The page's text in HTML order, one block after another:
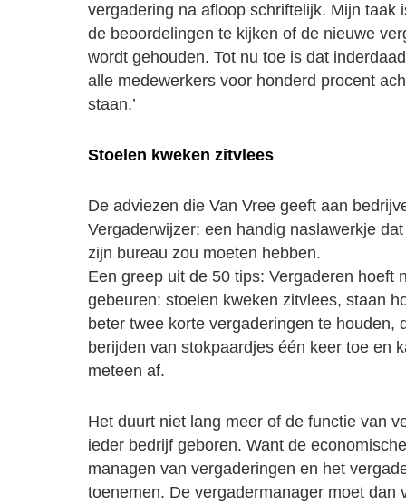
vergadering na afloop schriftelijk. Mijn taak
de beoordelingen te kijken of de nieuwe
wordt gehouden. Tot nu toe is dat
alle medewerkers voor honderd procent
staan.’
Stoelen kweken zitvlees
De adviezen die Van Vree geeft aan
Vergaderwijzer: een handig naslawerkje
zijn bureau zou moeten hebben.
Een greep uit de 50 tips: Vergaderen hoeft
gebeuren: stoelen kweken zitvlees, staan
beter twee korte vergaderingen te houden,
berijden van stokpaardjes één keer toe en
meteen af.
Het duurt niet lang meer of de functie van
ieder bedrijf geboren. Want de
managen van vergaderingen en het
toenemen. De vergadermanager moet dan